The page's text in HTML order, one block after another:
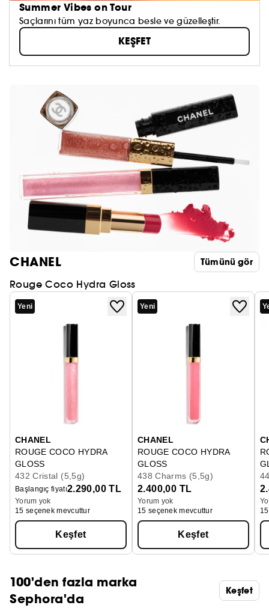
Summer Vibes on Tour
Saçlarını tüm yaz boyunca besle ve güzelleştir.
KEŞFET
CHANEL
Rouge Coco Hydra Gloss
Tümünü gör
Yeni
CHANEL
ROUGE COCO HYDRA
GLOSS
Hydrating And Smoothing High-shine Lipgloss
432 Cristal (5,5g)
Başlangıç fiyatı2.290,00 TL
Yorum yok
15 seçenek mevcuttur
Keşfet
Yeni
CHANEL
ROUGE COCO HYDRA
GLOSS
Hydrating And Smoothing High-
438 Charms (5,5g)
2.400,00 TL
Yorum yok
15 seçenek mevcuttur
Keşfet
100'den fazla marka
Sephora'da
Keşfet